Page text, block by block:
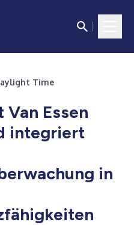
Time
Essen
integriert
in